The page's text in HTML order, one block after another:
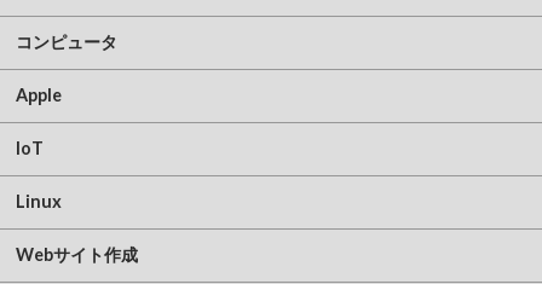
コンピュータ
Apple
IoT
Linux
Webサイト作成